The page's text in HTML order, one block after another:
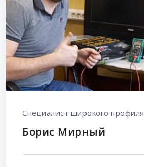
Специалист широкого профиля
Борис Мирный